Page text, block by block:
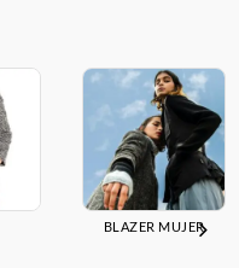
BLAZER MUJER